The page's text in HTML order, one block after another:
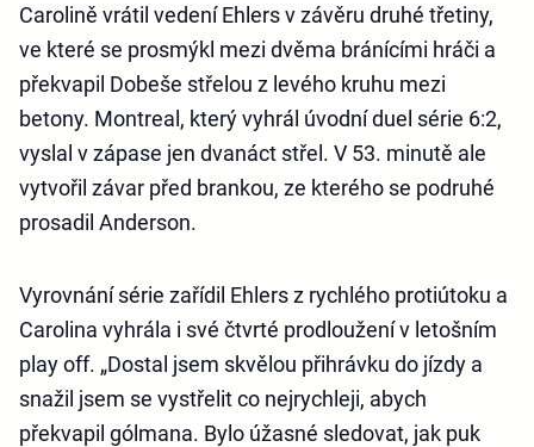
Carolině vrátil vedení Ehlers v závěru druhé třetiny,
ve které se prosmýkl mezi dvěma bránícími hráči a
překvapil Dobeše střelou z levého kruhu mezi
betony. Montreal, který vyhrál úvodní duel série 6:2,
vyslal v zápase jen dvanáct střel. V 53. minutě ale
vytvořil závar před brankou, ze kterého se podruhé
prosadil Anderson.
Vyrovnání série zařídil Ehlers z rychlého protiútoku a
Carolina vyhrála i své čtvrté prodloužení v letošním
play off. „Dostal jsem skvělou přihrávku do jízdy a
snažil jsem se vystřelit co nejrychleji, abych
překvapil gólmana. Bylo úžasné sledovat, jak puk